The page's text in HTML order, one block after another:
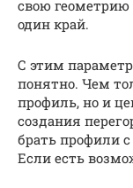
свою геометрию
один край.
С этим
понятно. Чем
профиль, но и
создания
брать профили
Если есть